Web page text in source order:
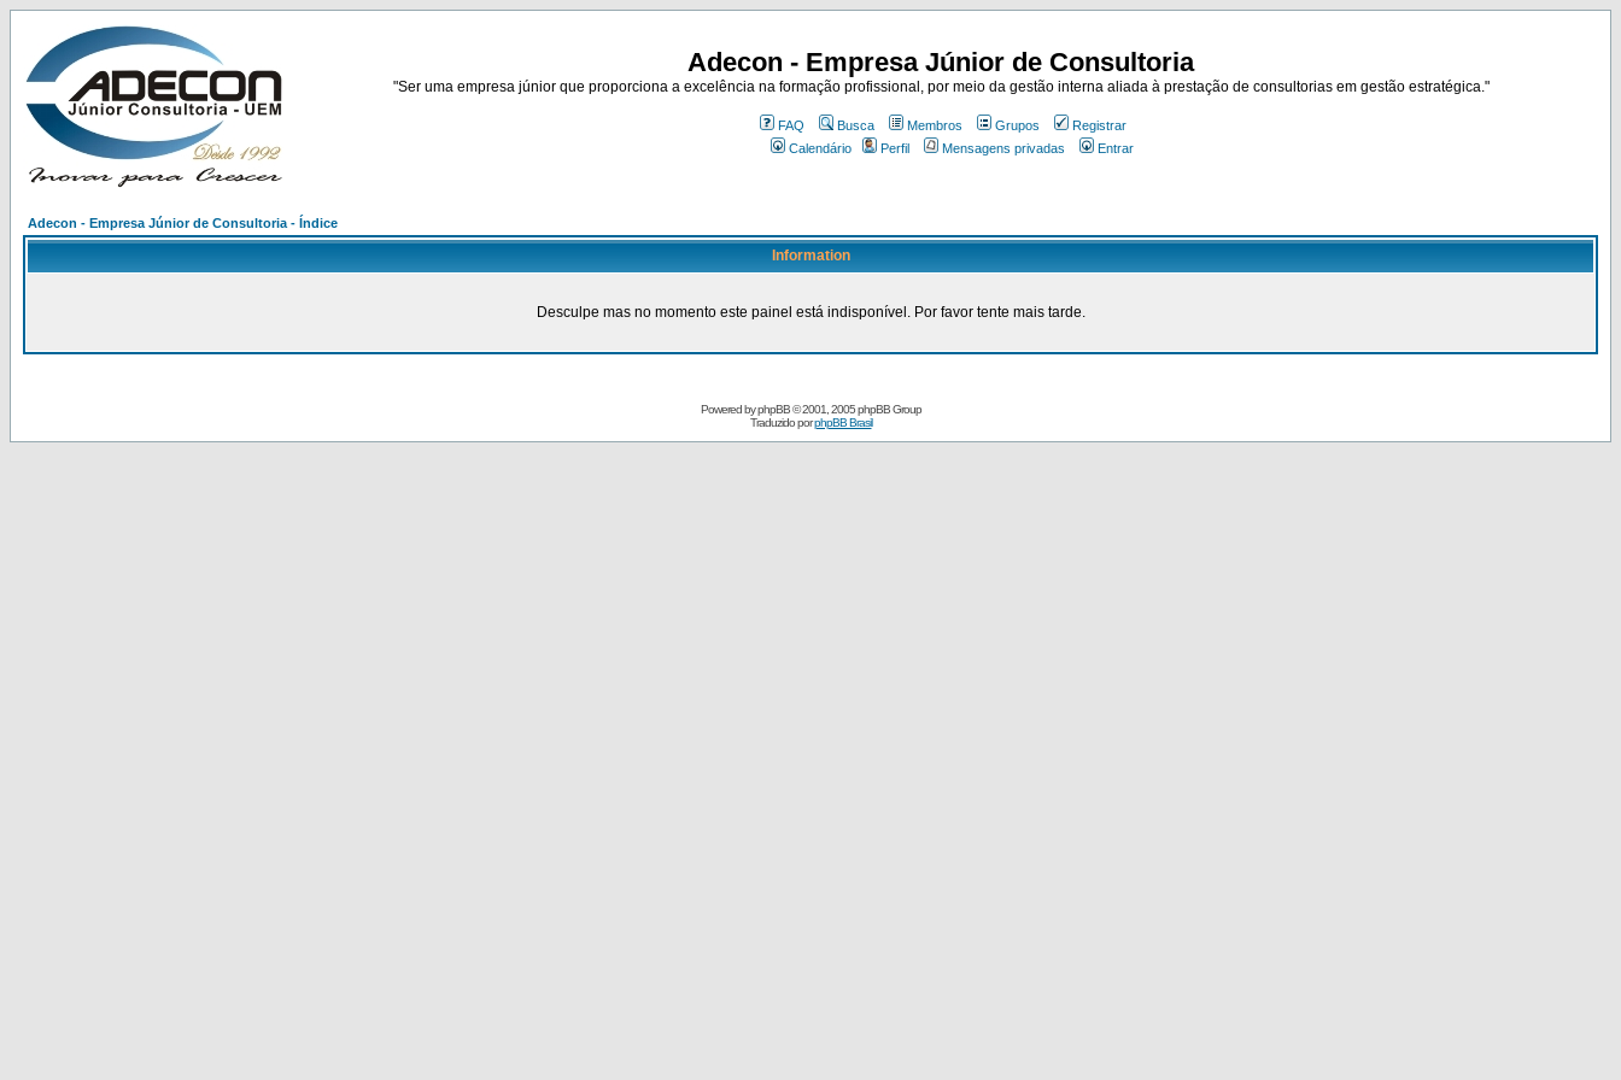
Adecon - Empresa Júnior de Consultoria
"Ser uma empresa júnior que proporciona a excelência na formação profissional, por meio da gestão interna aliada à prestação de consultorias em gestão estratégica."
FAQ Busca Membros Grupos
Registrar
Calendário
Perfil Mensagens privadas Entrar
Adecon - Empresa Júnior de Consultoria - Índice
Information
Desculpe mas no momento este painel está indisponível. Por favor tente mais tarde.
Powered byphpBB© 2001, 2005 phpBB Group
Traduzido porphpBB Brasil